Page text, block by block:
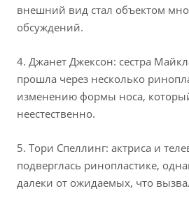
внешний вид стал объектом
обсуждений.
4. Джанет Джексон: сестра
прошла через несколько
изменению формы носа,
неестественно.
5. Тори Спеллинг: актриса и
подверглась ринопластике,
далеки от ожидаемых, что